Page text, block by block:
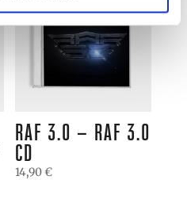
RAF 3.0 – RAF 3.0
CD
14,90€